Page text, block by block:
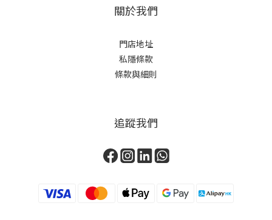
關於我們
門店地址
私隱條款
條款與細則
追蹤我們